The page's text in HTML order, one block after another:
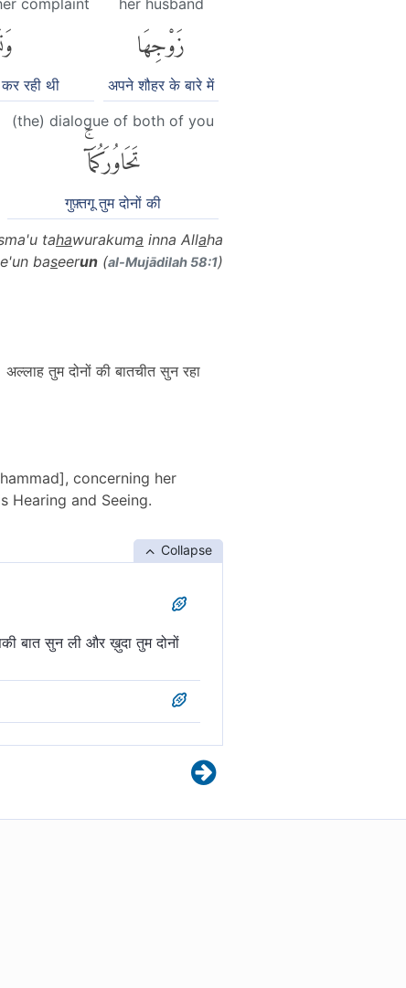
زَوْجِهَا
अपने शौहर के बारे में
रही थी
(the) dialogue of both of you
تَحَاوُرَكُمَآۚ
गुफ़्तगू तुम दोनों की
tahawurakuma inna Allaha
baseerun (al-Mujādilah 58:1)
तुम दोनों की बातचीत सुन रहा
concerning her
Hearing and Seeing.
Collapse
बात सुन ली और ख़ुदा तुम दोनों